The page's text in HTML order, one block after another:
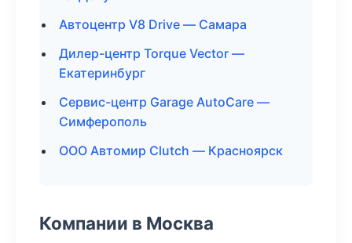
Автоцентр V8 Drive — Самара
Дилер-центр Torque Vector —
Екатеринбург
Сервис-центр Garage AutoCare —
Симферополь
ООО Автомир Clutch — Красноярск
Компании в Москва